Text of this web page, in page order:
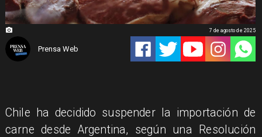
Prensa Web
7 de agosto de 2025
Chile ha decidido suspender la importación de
carne desde Argentina, según una Resolución